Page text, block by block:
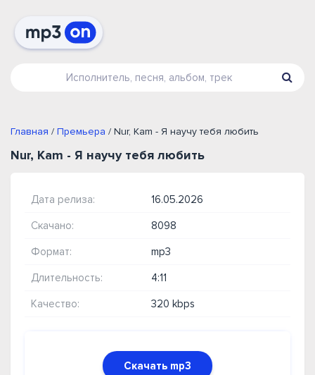
Главная / Премьера / Nur, Kam - Я научу тебя любить
Nur, Kam - Я научу тебя любить
Дата релиза: 16.05.2026
Скачано: 8098
Формат: mp3
Длительность: 4:11
Качество: 320 kbps
Скачать mp3